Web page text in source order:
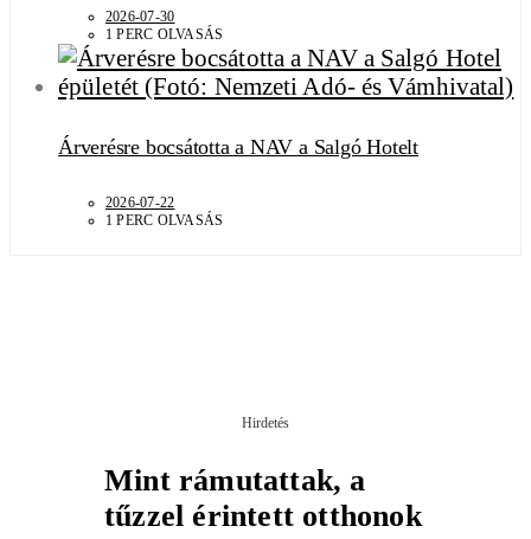
2026-07-30
1 PERC OLVASÁS
Árverésre bocsátotta a NAV a Salgó Hotelt
2026-07-22
1 PERC OLVASÁS
Hirdetés
Mint rámutattak, a
tűzzel érintett otthonok